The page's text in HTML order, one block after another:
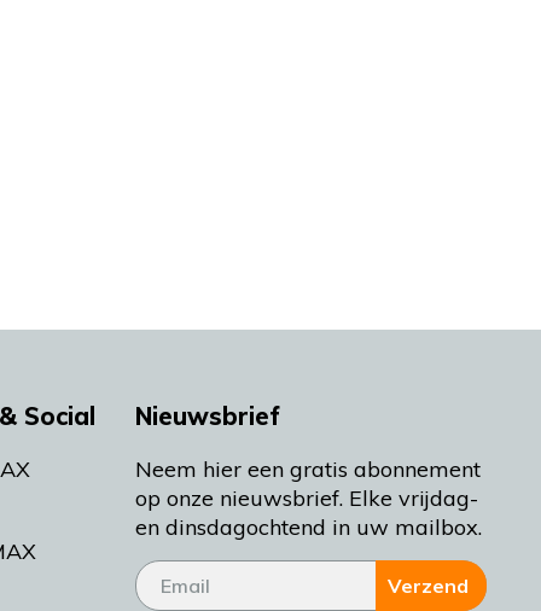
Social Nieuwsbrief
Neem hier een gratis abonnement
op onze nieuwsbrief. Elke vrijdag-
en dinsdagochtend in uw mailbox.
Verzend